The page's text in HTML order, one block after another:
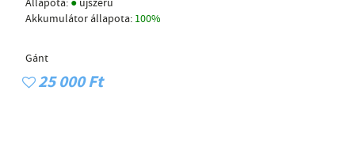
Állapota:
újszerű
Akkumulátor állapota: 100%
Gánt
25 000 Ft